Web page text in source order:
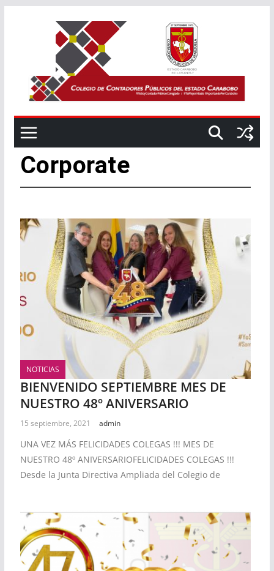
Corporate
NOTICIAS
BIENVENIDO SEPTIEMBRE MES DE
NUESTRO 48º ANIVERSARIO
15 septiembre, 2021 admin
UNA VEZ MÁS FELICIDADES COLEGAS !!! MES DE
NUESTRO 48º ANIVERSARIOFELICIDADES COLEGAS !!!
Desde la Junta Directiva Ampliada del Colegio de